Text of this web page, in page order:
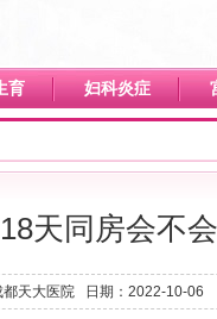
育 妇科炎症
天同房会不
都天大医院 日期：2022-10-06